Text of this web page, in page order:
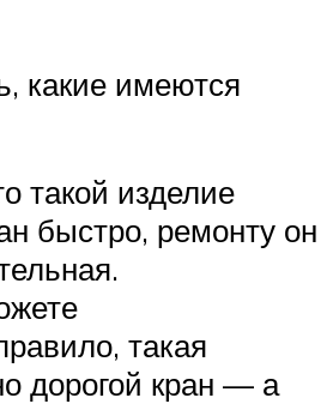
какие имеются
такой изделие
быстро, ремонту он
такая
дорогой кран — а